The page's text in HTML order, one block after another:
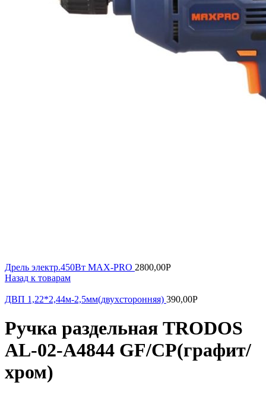
Дрель электр.450Вт MAX-PRO 2800,00Р
Назад к товарам
ДВП 1,22*2,44м-2,5мм(двухсторонняя) 390,00Р
Ручка раздельная TRODOS
AL-02-А4844 GF/CP(графит/
хром)